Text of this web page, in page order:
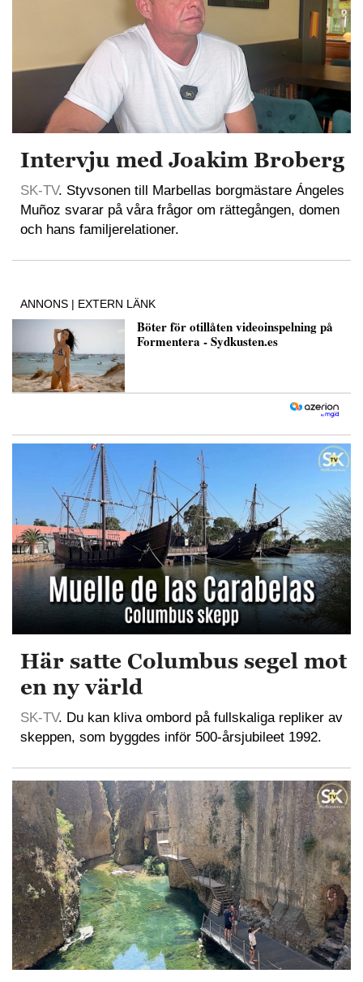
Intervju med Joakim Broberg
SK-TV. Styvsonen till Marbellas borgmästare Ángeles
Muñoz svarar på våra frågor om rättegången, domen
och hans familjerelationer.
Här satte Columbus segel mot
en ny värld
SK-TV. Du kan kliva ombord på fullskaliga repliker av
skeppen, som byggdes inför 500-årsjubileet 1992.